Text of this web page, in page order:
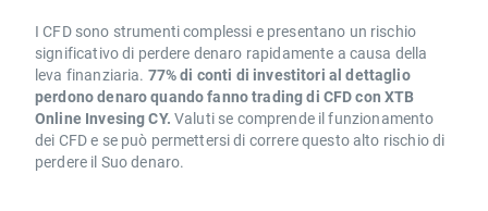
I CFD sono strumenti complessi e presentano un rischio
significativo di perdere denaro rapidamente a causa della
leva finanziaria. 77% di conti di investitori al dettaglio
perdono denaro quando fanno trading di CFD con XTB
Online Invesing CY. Valuti se comprende il funzionamento
dei CFD e se può permettersi di correre questo alto rischio di
perdere il Suo denaro.